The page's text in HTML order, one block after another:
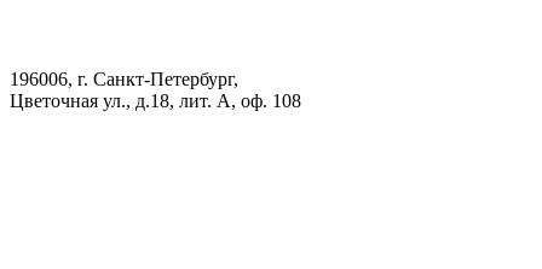
196006, г. Санкт-Петербург,
Цветочная ул., д.18, лит. А, оф. 108